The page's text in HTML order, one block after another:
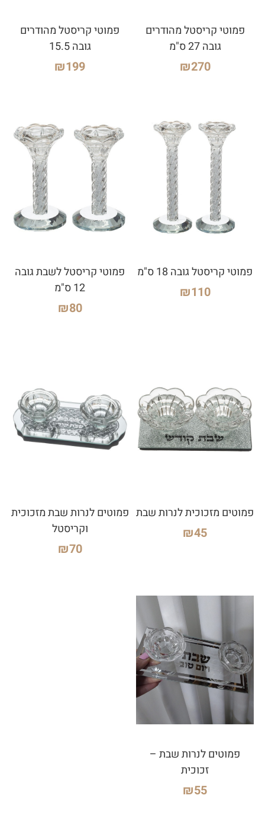
פמוטי קריסטל מהודרים
גובה 27 ס"מ
₪270
פמוטי קריסטל מהודרים
גובה 15.5
₪199
פמוטי קריסטל גובה 18 ס"מ
₪110
פמוטי קריסטל לשבת גובה
12 ס"מ
₪80
פמוטים מזכוכית לנרות שבת
₪45
פמוטים לנרות שבת מזכוכית
וקריסטל
₪70
פמוטים לנרות שבת –
זכוכית
₪55